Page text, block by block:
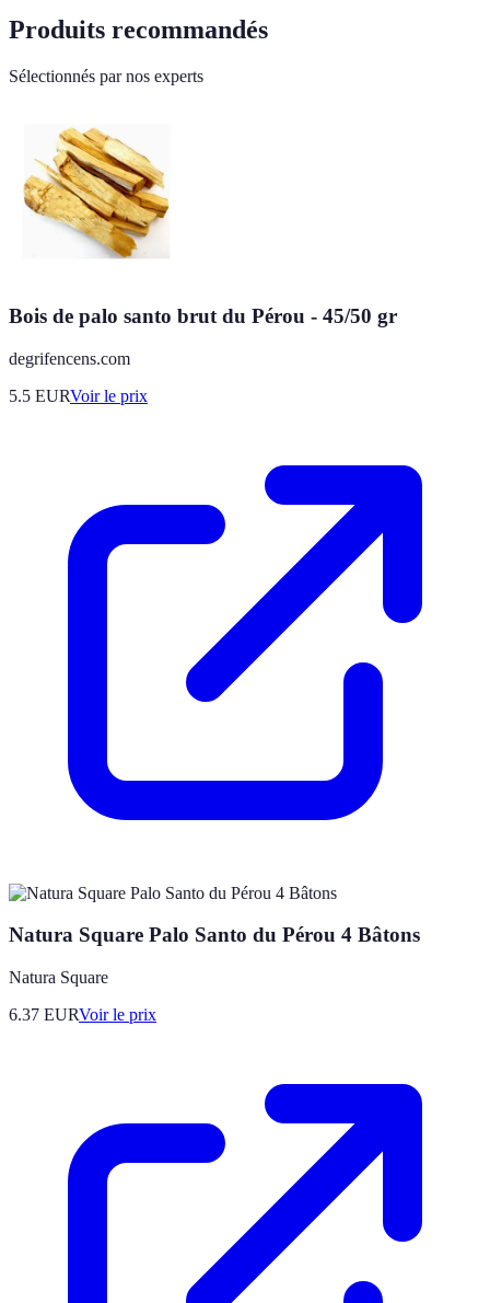
Produits recommandés
Sélectionnés par nos experts
Bois de palo santo brut du Pérou - 45/50 gr
degrifencens.com
5.5 EURVoir le prix
Natura Square Palo Santo du Pérou 4 Bâtons
Natura Square
6.37 EURVoir le prix